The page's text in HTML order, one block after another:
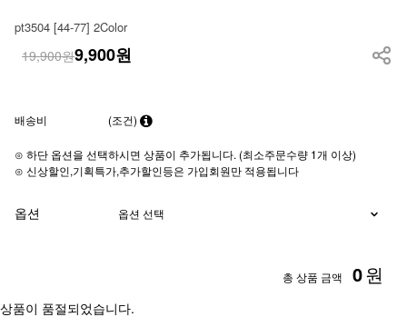
pt3504 [44-77] 2Color
19,900원9,900원
배송비 (조건)
⊙ 하단 옵션을 선택하시면 상품이 추가됩니다. (최소주문수량 1개 이상)
⊙ 신상할인,기획특가,추가할인등은 가입회원만 적용됩니다
옵션
총 상품 금액 0원
상품이 품절되었습니다.